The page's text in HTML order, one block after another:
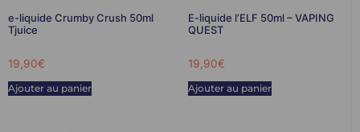
e-liquide Crumby Crush 50ml
Tjuice
19,90€
Ajouter au panier
E-liquide l’ELF 50ml – VAPING
QUEST
19,90€
Ajouter au panier